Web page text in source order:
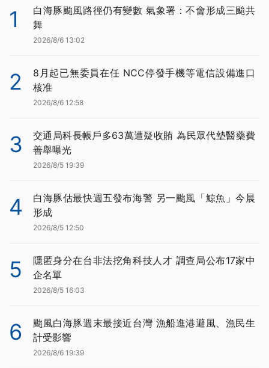
1
白海豚颱風路徑仍有變數 氣象署：不會形成三颱共
舞
2026/8/6 13:02
2
8月起已無委員在任 NCC停發手機等電信設備進口
核准
2026/8/6 12:58
3
交通局科長帳戶多63萬遭疑收賄 為民眾代墊醫藥費
善舉曝光
2026/8/5 19:39
4
白海豚估最快週五發布海警 另一颱風「鯨魚」今晨
形成
2026/8/5 12:50
5
隱匿身分在台非法挖角科技人才 調查局公布17家中
企名單
2026/8/5 16:03
6
颱風白海豚週末最接近台灣 漁船進港避風、漁民生
計受影響
2026/8/6 19:39